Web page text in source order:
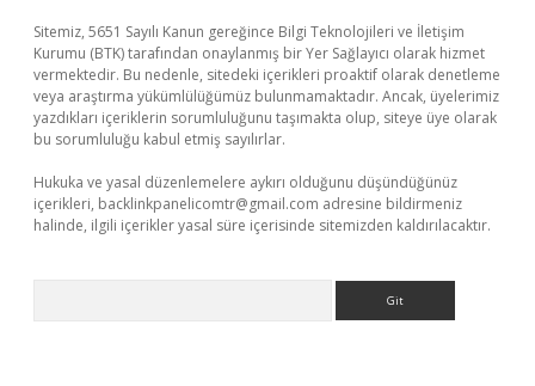
Sitemiz, 5651 Sayılı Kanun gereğince Bilgi Teknolojileri ve İletişim
Kurumu (BTK) tarafından onaylanmış bir Yer Sağlayıcı olarak hizmet
vermektedir. Bu nedenle, sitedeki içerikleri proaktif olarak denetleme
veya araştırma yükümlülüğümüz bulunmamaktadır. Ancak, üyelerimiz
yazdıkları içeriklerin sorumluluğunu taşımakta olup, siteye üye olarak
bu sorumluluğu kabul etmiş sayılırlar.
Hukuka ve yasal düzenlemelere aykırı olduğunu düşündüğünüz
içerikleri, backlinkpanelicomtr@gmail.com adresine bildirmeniz
halinde, ilgili içerikler yasal süre içerisinde sitemizden kaldırılacaktır.